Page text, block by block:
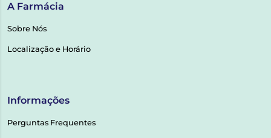
A Farmácia
Sobre Nós
Localização e Horário
Informações
Perguntas Frequentes